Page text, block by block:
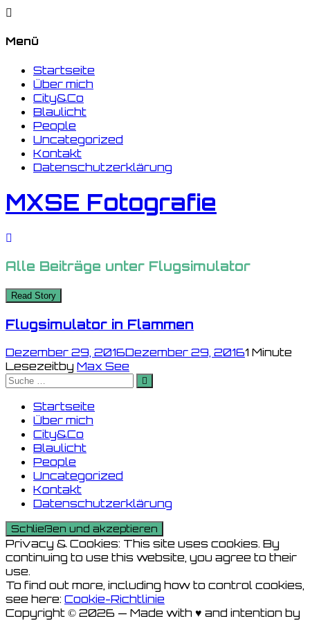
Menü
Startseite
Über mich
City&Co
Blaulicht
People
Uncategorized
Kontakt
Datenschutzerklärung
MXSE Fotografie
Alle Beiträge unter Flugsimulator
Read Story
Flugsimulator in Flammen
Dezember 29, 2016Dezember 29, 20161 Minute
Lesezeitby Max See
Suche
Startseite
Über mich
City&Co
Blaulicht
People
Uncategorized
Kontakt
Datenschutzerklärung
Privacy & Cookies: This site uses cookies. By
continuing to use this website, you agree to their
use.
To find out more, including how to control cookies,
see here: Cookie-Richtlinie
Copyright © 2026 — Made with ♥ and intention by